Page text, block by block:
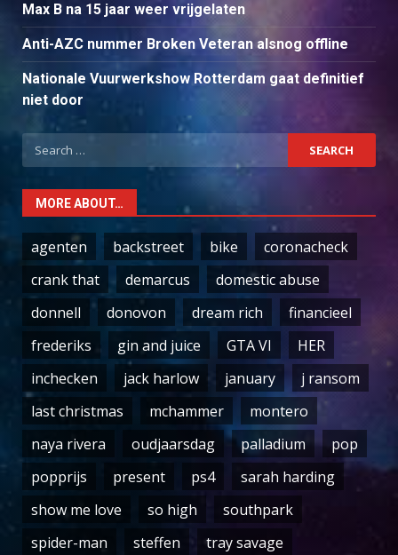
Max B na 15 jaar weer vrijgelaten
Anti-AZC nummer Broken Veteran alsnog offline
Nationale Vuurwerkshow Rotterdam gaat definitief
niet door
Search
for:
MORE ABOUT…
agenten backstreet bike
coronacheck
crank that
demarcus
domestic abuse
donnell
donovon dream rich
financieel
frederiks
gin and juice GTA VI
HER
inchecken
jack harlow january
j ransom
last christmas
mchammer
montero
naya rivera
oudjaarsdag palladium
pop
popprijs
present ps4
sarah harding
show me love
so high
southpark
spider-man
steffen tray savage